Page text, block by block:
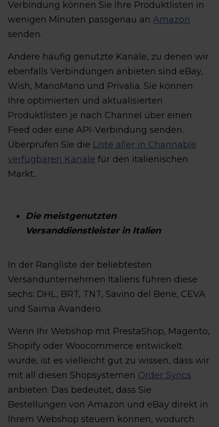
Verbindung können Sie Ihre Produktlisten in
wenigen Minuten passgenau an Amazon
senden.
Andere häufig genutzte Kanäle, zu denen wir
ebenfalls Verbindungen anbieten sind eBay,
Wish, ManoMano und Privalia. Sie können
Ihre optimierten und aktualisierten
Produktlisten je nach Channel über einen
Feed oder eine API-Verbindung senden.
Überprüfen Sie die Liste aller in Channable
verfügbaren Kanäle für den italienischen
Markt..
Die meistgenutzten
Versanddienstleister in Italien
In der Rangliste der beliebtesten
Versandunternehmen Italiens führen diese
sechs: DHL, BRT, TNT, Savino del Bene, CEVA
und Saima Avandero.
Wenn Ihr Webshop mit PrestaShop, Magento,
Shopify oder Woocommerce entwickelt
wurde, ist es vielleicht gut zu wissen, dass wir
mit all diesen Shopsystemen Order Syncs
anbieten. Das bedeutet, dass Sie
Bestellungen von Amazon und eBay direkt in
Ihrem Webshop steuern können, wodurch